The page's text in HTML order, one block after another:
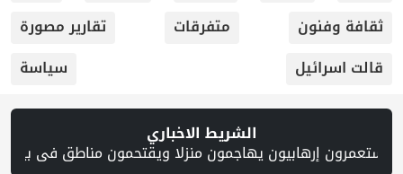
ثقافة وفنون
متفرقات
تقارير مصورة
قالت اسرائيل
سياسة
الشريط الاخباري